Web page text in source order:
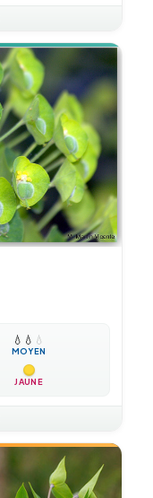
💧 💧 💧
MOYEN
JAUNE